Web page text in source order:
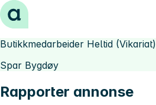
Hopp til innhold
Butikkmedarbeider Heltid (Vikariat)
Spar Bygdøy
Rapporter annonse